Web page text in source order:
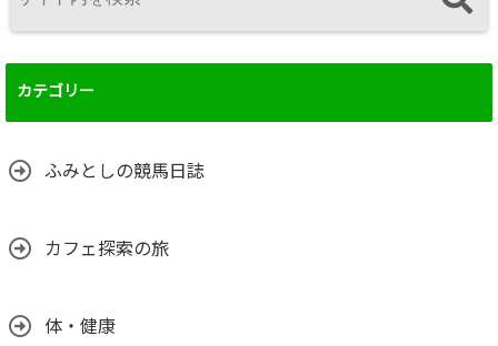
カテゴリー
ふみとしの競馬日誌
カフェ探索の旅
体・健康